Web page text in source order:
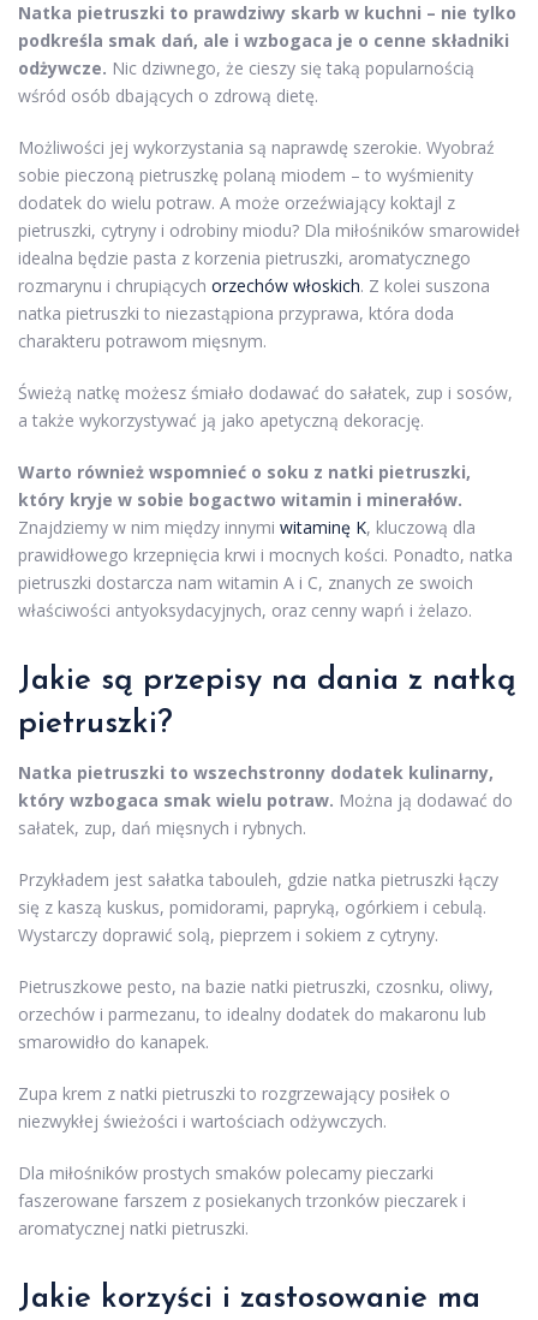
Natka pietruszki to prawdziwy skarb w kuchni – nie tylko
podkreśla smak dań, ale i wzbogaca je o cenne składniki
odżywcze. Nic dziwnego, że cieszy się taką popularnością
wśród osób dbających o zdrową dietę.
Możliwości jej wykorzystania są naprawdę szerokie. Wyobraź
sobie pieczoną pietruszkę polaną miodem – to wyśmienity
dodatek do wielu potraw. A może orzeźwiający koktajl z
pietruszki, cytryny i odrobiny miodu? Dla miłośników smarowideł
idealna będzie pasta z korzenia pietruszki, aromatycznego
rozmarynu i chrupiących orzechów włoskich. Z kolei suszona
natka pietruszki to niezastąpiona przyprawa, która doda
charakteru potrawom mięsnym.
Świeżą natkę możesz śmiało dodawać do sałatek, zup i sosów,
a także wykorzystywać ją jako apetyczną dekorację.
Warto również wspomnieć o soku z natki pietruszki,
który kryje w sobie bogactwo witamin i minerałów.
Znajdziemy w nim między innymi witaminę K, kluczową dla
prawidłowego krzepnięcia krwi i mocnych kości. Ponadto, natka
pietruszki dostarcza nam witamin A i C, znanych ze swoich
właściwości antyoksydacyjnych, oraz cenny wapń i żelazo.
Jakie są przepisy na dania z natką
pietruszki?
Natka pietruszki to wszechstronny dodatek kulinarny,
który wzbogaca smak wielu potraw. Można ją dodawać do
sałatek, zup, dań mięsnych i rybnych.
Przykładem jest sałatka tabouleh, gdzie natka pietruszki łączy
się z kaszą kuskus, pomidorami, papryką, ogórkiem i cebulą.
Wystarczy doprawić solą, pieprzem i sokiem z cytryny.
Pietruszkowe pesto, na bazie natki pietruszki, czosnku, oliwy,
orzechów i parmezanu, to idealny dodatek do makaronu lub
smarowidło do kanapek.
Zupa krem z natki pietruszki to rozgrzewający posiłek o
niezwykłej świeżości i wartościach odżywczych.
Dla miłośników prostych smaków polecamy pieczarki
faszerowane farszem z posiekanych trzonków pieczarek i
aromatycznej natki pietruszki.
Jakie korzyści i zastosowanie ma